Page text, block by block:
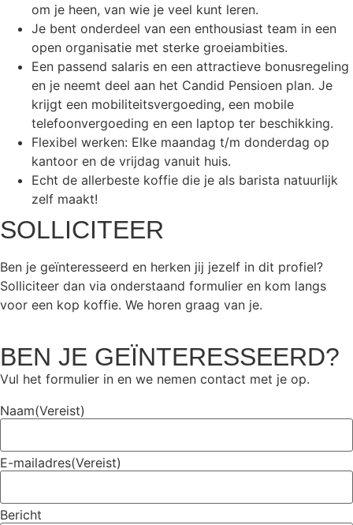
om je heen, van wie je veel kunt leren.
Je bent onderdeel van een enthousiast team in een
open organisatie met sterke groeiambities.
Een passend salaris en een attractieve bonusregeling
en je neemt deel aan het Candid Pensioen plan. Je
krijgt een mobiliteitsvergoeding, een mobile
telefoonvergoeding en een laptop ter beschikking.
Flexibel werken: Elke maandag t/m donderdag op
kantoor en de vrijdag vanuit huis.
Echt de allerbeste koffie die je als barista natuurlijk
zelf maakt!
SOLLICITEER
Ben je geïnteresseerd en herken jij jezelf in dit profiel?
Solliciteer dan via onderstaand formulier en kom langs
voor een kop koffie. We horen graag van je.
BEN JE GEÏNTERESSEERD?
Vul het formulier in en we nemen contact met je op.
Naam(Vereist)
E-mailadres(Vereist)
Bericht